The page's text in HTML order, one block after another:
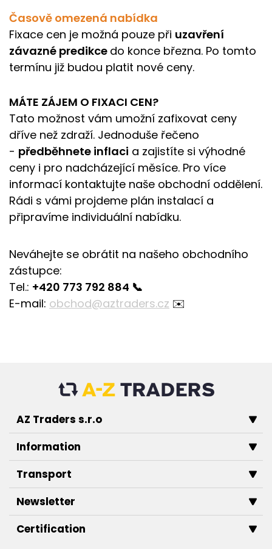
Časově omezená nabídka
Fixace cen je možná pouze při uzavření
závazné predikce do konce března. Po tomto
termínu již budou platit nové ceny.
MÁTE ZÁJEM O FIXACI CEN?
Tato možnost vám umožní zafixovat ceny
dříve než zdraží. Jednoduše řečeno
- předběhnete inflaci a zajistíte si výhodné
ceny i pro nadcházející měsíce. Pro více
informací kontaktujte naše obchodní oddělení.
Rádi s vámi projdeme plán instalací a
připravíme individuální nabídku.
Neváhejte se obrátit na našeho obchodního
zástupce:
Tel.: +420 773 792 884 📞
E-mail: obchod@aztraders.cz ✉️
AZ Traders s.r.o
Information
Transport
Newsletter
Certification